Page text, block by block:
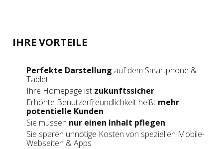
IHRE VORTEILE
Perfekte Darstellung auf dem Smartphone &
Tablet
Ihre Homepage ist zukunftssicher
Erhöhte Benutzerfreundlichkeit heißt mehr
potentielle Kunden
Sie müssen nur einen Inhalt pflegen
Sie sparen unnötige Kosten von speziellen Mobile-
Webseiten & Apps